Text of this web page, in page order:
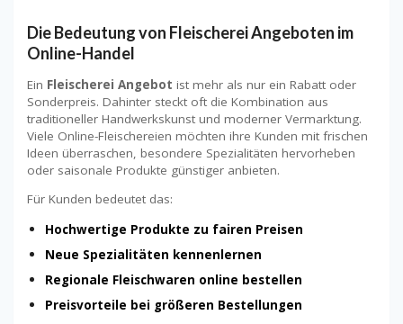
Die Bedeutung von Fleischerei Angeboten im
Online-Handel
Ein Fleischerei Angebot ist mehr als nur ein Rabatt oder
Sonderpreis. Dahinter steckt oft die Kombination aus
traditioneller Handwerkskunst und moderner Vermarktung.
Viele Online-Fleischereien möchten ihre Kunden mit frischen
Ideen überraschen, besondere Spezialitäten hervorheben
oder saisonale Produkte günstiger anbieten.
Für Kunden bedeutet das:
Hochwertige Produkte zu fairen Preisen
Neue Spezialitäten kennenlernen
Regionale Fleischwaren online bestellen
Preisvorteile bei größeren Bestellungen